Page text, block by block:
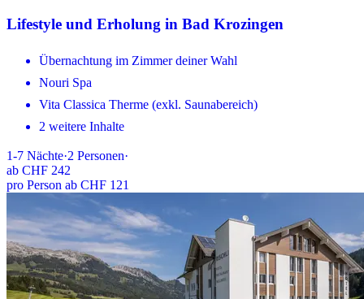
Lifestyle und Erholung in Bad Krozingen
Übernachtung im Zimmer deiner Wahl
Nouri Spa
Vita Classica Therme (exkl. Saunabereich)
2 weitere Inhalte
1-7 Nächte·2 Personen·
ab CHF 242
pro Person ab CHF 121